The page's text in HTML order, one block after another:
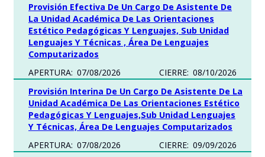
Provisión Efectiva De Un Cargo De Asistente De
La Unidad Académica De Las Orientaciones
Estético Pedagógicas Y Lenguajes, Sub Unidad
Lenguajes Y Técnicas , Área De Lenguajes
Computarizados
APERTURA: 07/08/2026 CIERRE: 08/10/2026
Provisión Interina De Un Cargo De Asistente De La
Unidad Académica De Las Orientaciones Estético
Pedagógicas Y Lenguajes,Sub Unidad Lenguajes
Y Técnicas, Área De Lenguajes Computarizados
APERTURA: 07/08/2026 CIERRE: 09/09/2026